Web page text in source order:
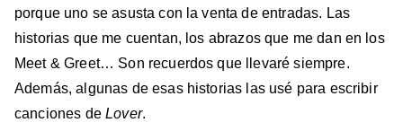
porque uno se asusta con la venta de entradas. Las
historias que me cuentan, los abrazos que me dan en los
Meet & Greet… Son recuerdos que llevaré siempre.
Además, algunas de esas historias las usé para escribir
canciones deLover.